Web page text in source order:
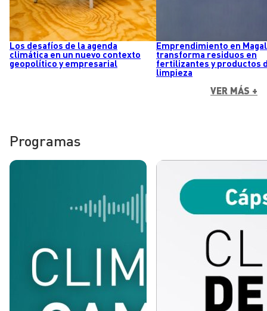
Los desafíos de la agenda
climática en un nuevo contexto
geopolítico y empresarial
Emprendimiento en
transforma residuos en
fertilizantes y productos
limpieza
VER MÁS +
Programas